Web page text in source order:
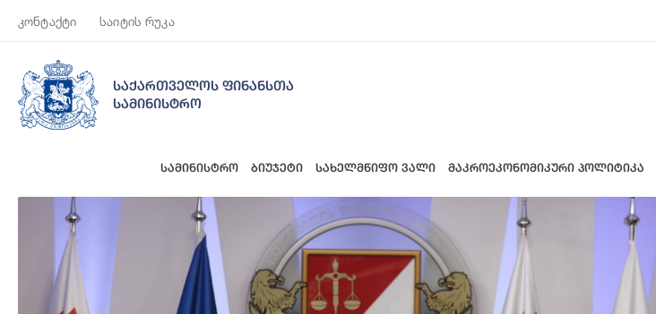
კონტაქტი საიტის რუკა
საქართველოს ფინანსთა
სამინისტრო
სამინისტრო ბიუჯეტი სახელმწიფო ვალი მაკროეკონომიკური პოლიტიკა